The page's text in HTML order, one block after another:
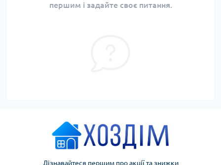
першим і задайте своє питання.
Дізнавайтеся першим про акції та знижки